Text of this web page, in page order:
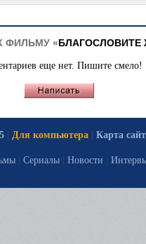
ФИЛЬМУ «
еще нет. Пишите смело!
| Для компьютера | Карта
Сериалы Новости